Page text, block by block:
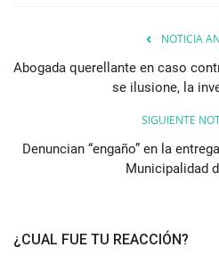
NOTICIA
Abogada querellante en caso
se ilusione, la
SIGUIENTE
Denuncian “engaño” en la
Municipalidad
¿CUAL FUE TU REACCIÓN?